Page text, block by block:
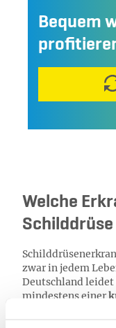
Bequem
Welche
zwar in jedem
Deutschland leidet
mindestens einer